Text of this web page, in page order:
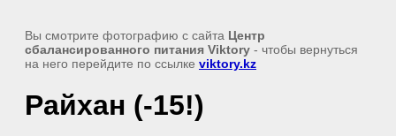
Вы смотрите фотографию с сайта Центр
сбалансированного питания Viktory - чтобы вернуться
на него перейдите по ссылке viktory.kz
Райхан (-15!)